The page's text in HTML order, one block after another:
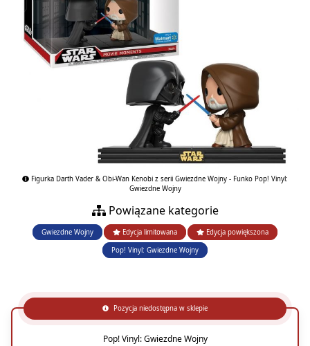
Figurka Darth Vader & Obi-Wan Kenobi z serii Gwiezdne Wojny - Funko Pop! Vinyl:
Gwiezdne Wojny
Powiązane kategorie
Gwiezdne Wojny Edycja limitowana
Edycja powiększona
Pop! Vinyl: Gwiezdne Wojny
Pozycja niedostępna w sklepie
Pop! Vinyl: Gwiezdne Wojny